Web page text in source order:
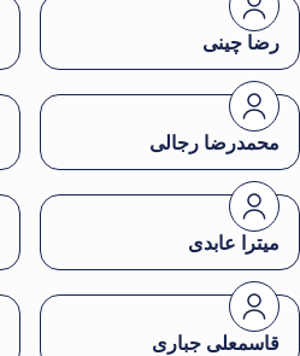
رضا چینی
محمدرضا رجالی
میترا عابدی
قاسمعلی جباری